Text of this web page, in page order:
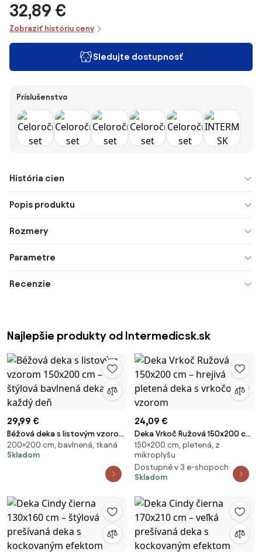
32,89 €
Zobraziť históriu ceny
Sledujte dostupnosť
Príslušenstvo
História cien
Popis produktu
Rozmery
Parametre
Recenzie
Najlepšie produkty od Intermedicsk.sk
29,99 €
Béžová deka s listovým vzorom
150x200 cm – štýlová bavlnená
deka na každý deň
200×200 cm, bavlnená, tkaná
Skladom
24,09 €
Deka Vrkoč Ružová 150x200 cm
– hrejivá pletená deka s
vrkočovým vzorom
150×200 cm, pletená, z
mikroplyšu
Dostupné v 3 e-shopoch
Skladom